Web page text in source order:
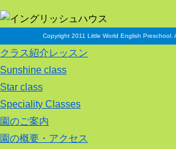
Copyright 2011 Little World English Preschool.
クラス紹介レッスン
Sunshine class
Star class
Speciality Classes
園のご案内
園の概要・アクセス